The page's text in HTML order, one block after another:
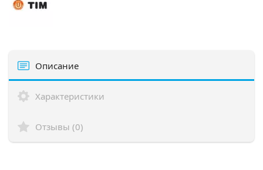
Описание
Характеристики
Отзывы (0)